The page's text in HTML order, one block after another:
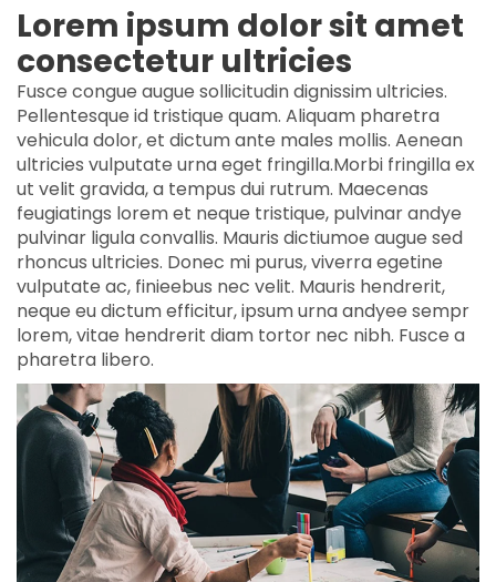
Lorem ipsum dolor sit amet
consectetur ultricies
Fusce congue augue sollicitudin dignissim ultricies.
Pellentesque id tristique quam. Aliquam pharetra
vehicula dolor, et dictum ante males mollis. Aenean
ultricies vulputate urna eget fringilla.Morbi fringilla ex
ut velit gravida, a tempus dui rutrum. Maecenas
feugiatings lorem et neque tristique, pulvinar andye
pulvinar ligula convallis. Mauris dictiumoe augue sed
rhoncus ultricies. Donec mi purus, viverra egetine
vulputate ac, finieebus nec velit. Mauris hendrerit,
neque eu dictum efficitur, ipsum urna andyee sempr
lorem, vitae hendrerit diam tortor nec nibh. Fusce a
pharetra libero.